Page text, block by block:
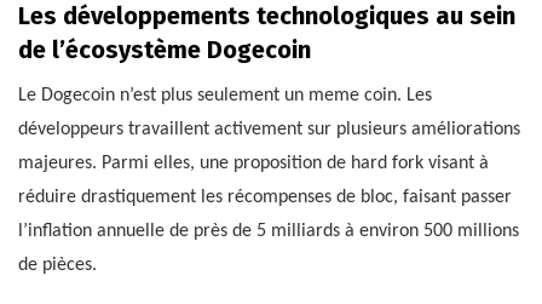
Les développements technologiques au sein
de l’écosystème Dogecoin
Le Dogecoin n’est plus seulement un meme coin. Les
développeurs travaillent activement sur plusieurs améliorations
majeures. Parmi elles, une proposition de hard fork visant à
réduire drastiquement les récompenses de bloc, faisant passer
l’inflation annuelle de près de 5 milliards à environ 500 millions
de pièces.